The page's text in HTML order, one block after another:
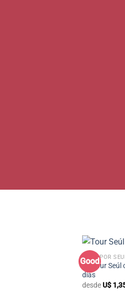
Good
+
TOUR POR
S2-Tour Seúl
días
desde U$